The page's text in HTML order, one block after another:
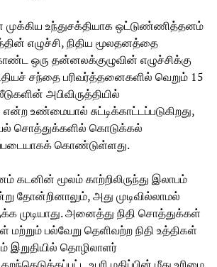
முக்கிய உந்துசக்தியாக ஒட்டுண்ணித்தனம்
எழுச்சி, நிதிய மூலதனத்தை
ஒரு தன்னலக்குழுவின் எழுச்சிக்கு
சந்தை பரிவர்த்தனைகளில் வெறும் 15
அபிவிருத்தியில்
உண்மையால் சுட்டிக்காட்டப்படுகிறது,
சொத்துக்களில் கொடுக்கல்
கொண்டுள்ளது.
கடனின் மூலம் காற்றிலிருந்து இலாபம்
தோன்றினாலும், அது முடிவில்லாமல்
முடியாது. அனைத்து நிதி சொத்துக்கள்
பல்வேறு தெளிவற்ற நிதி உத்திகள்
தொழிலாளர்